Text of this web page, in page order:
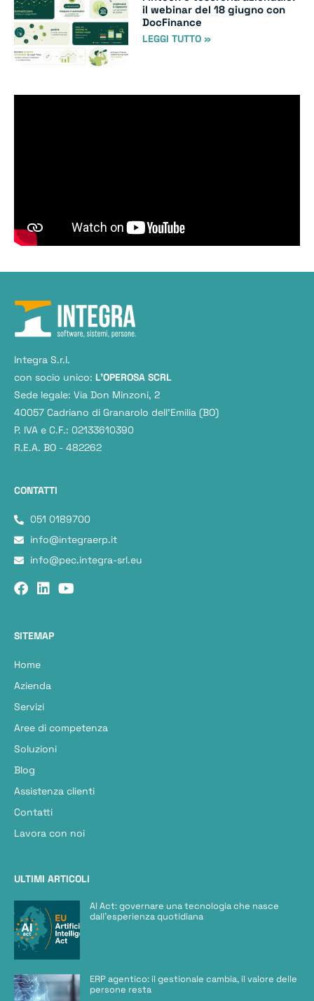
il webinar del 18 giugno con
DocFinance
LEGGI TUTTO »
Integra S.r.l.
con socio unico: L'OPEROSA SCRL
Sede legale: Via Don Minzoni, 2
40057 Cadriano di Granarolo dell’Emilia (BO)
P. IVA e C.F.: 02133610390
R.E.A. BO - 482262
CONTATTI
051 0189700
info@integraerp.it
info@pec.integra-srl.eu
SITEMAP
Home
Azienda
Servizi
Aree di competenza
Soluzioni
Blog
Assistenza clienti
Contatti
Lavora con noi
ULTIMI ARTICOLI
AI Act: governare una tecnologia che nasce
dall’esperienza quotidiana
ERP agentico: il gestionale cambia, il valore delle
persone resta